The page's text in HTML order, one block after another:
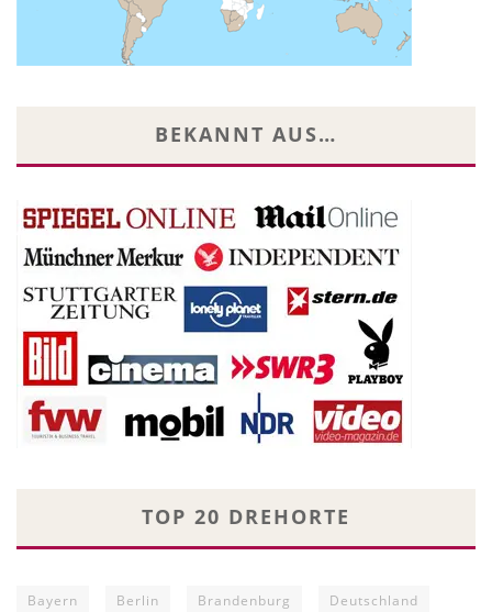
BEKANNT AUS…
TOP 20 DREHORTE
Bayern Berlin Brandenburg Deutschland